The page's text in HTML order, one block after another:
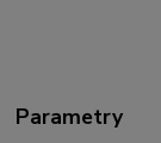
Parametry